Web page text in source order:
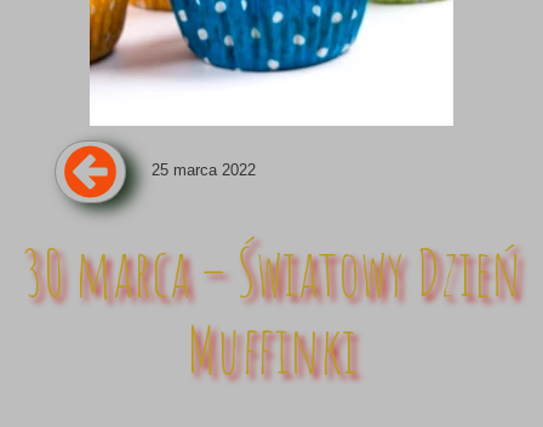
25 marca 2022
30 marca – Światowy Dzień
Muffinki